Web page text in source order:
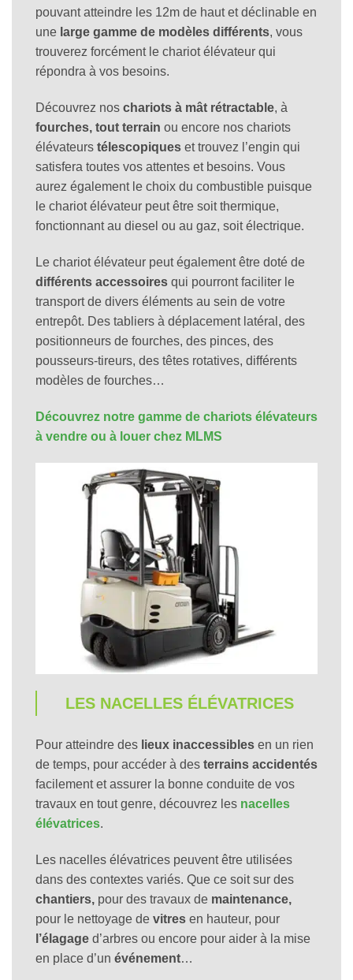
pouvant atteindre les 12m de haut et déclinable en
une large gamme de modèles différents, vous
trouverez forcément le chariot élévateur qui
répondra à vos besoins.
Découvrez nos chariots à mât rétractable, à
fourches, tout terrain ou encore nos chariots
élévateurs télescopiques et trouvez l’engin qui
satisfera toutes vos attentes et besoins. Vous
aurez également le choix du combustible puisque
le chariot élévateur peut être soit thermique,
fonctionnant au diesel ou au gaz, soit électrique.
Le chariot élévateur peut également être doté de
différents accessoires qui pourront faciliter le
transport de divers éléments au sein de votre
entrepôt. Des tabliers à déplacement latéral, des
positionneurs de fourches, des pinces, des
pousseurs-tireurs, des têtes rotatives, différents
modèles de fourches…
Découvrez notre gamme de chariots élévateurs
à vendre ou à louer chez MLMS
LES NACELLES ÉLÉVATRICES
Pour atteindre des lieux inaccessibles en un rien
de temps, pour accéder à des terrains accidentés
facilement et assurer la bonne conduite de vos
travaux en tout genre, découvrez les nacelles
élévatrices.
Les nacelles élévatrices peuvent être utilisées
dans des contextes variés. Que ce soit sur des
chantiers, pour des travaux de maintenance,
pour le nettoyage de vitres en hauteur, pour
l’élagage d’arbres ou encore pour aider à la mise
en place d’un événement…